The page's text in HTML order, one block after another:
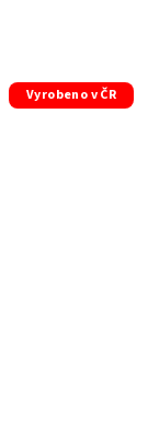
Vyrobeno v ČR